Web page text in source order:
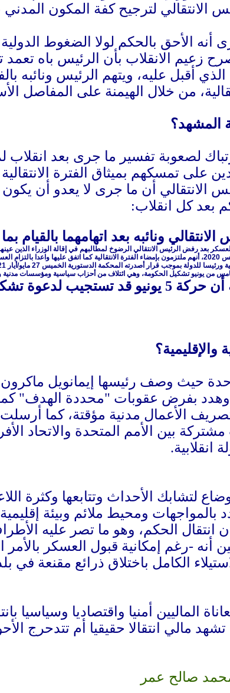
الانتقالي لترجيح كفة المكون
أنه الأحق بالحكم لولا الضغوط
صرح زعيم الانقلاب بأن الرئيس باه
أقبل عليه، ويتهم الرئيس ونائبه
من خلال الهيمنة على المفاصل
المشهد؟
على تمسكهم بميثاق الفترة الانتقالية
الانتقالي أن ما جرى لا يعدو أن
بعد كل انقلاب:
ونائبه بعد اتهامهما بالقيام
بعد رفض الرئيس الانتقالي الرضوخ لمطالبهم في إقالة الوزراء الذين
المحكمة الدستورية الخميس 27 مايو/أيار 2021، وهو ما كان يسعى العسكر لتحقيقه عبر انقلابهم العام الماضي.
من يونيو تشكيل الحكومة، وهي ائتلاف من أحزاب سياسية ومؤسسات
أكدت مصادر موثوقة أن حركة 5 يونيو
حيث وصف رئيسها إيمانويل
وهدد بفرض عقوبات "محددة الهدف"
الأعمال مدنية مؤقتة، كما أرسلت
بين الأمم المتحدة والاتحاد
انقلابية.
لتشابك الأحداث وتتابعها وكثرة
ومحيط ملائم وبيئة إقليمية
الحكم، وهو ما تصر عليه
أنه -رغم إمكانية قبول العسكر
الكامل باختلاق ذرائع مقنعة في
الماليين أمنيا واقتصاديا
تشهد مالي انتقالا حقيقيا أم
صالح عمر